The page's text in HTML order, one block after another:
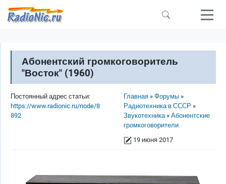
Перейти к основному содержанию
Абонентский громкоговоритель
"Восток" (1960)
Строка навигации
Главная
Форумы
Радиотехника в СССР
Звукотехника
Абонентские
громкоговорители
19 июня 2017
Постоянный адрес статьи:
https://www.radionic.ru/node/8
892